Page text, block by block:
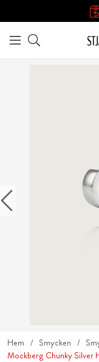
Hem Smycken
Mockberg Chunky Silver